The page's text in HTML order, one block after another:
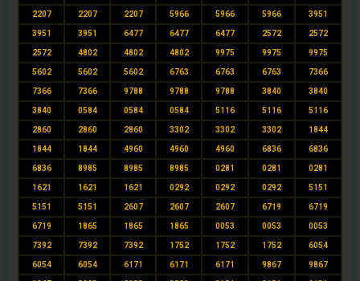
2207 2207 2207 5966 5966 5966 3951
3951 3951 6477 6477 6477 2572 2572
2572 4802 4802 4802 9975 9975 9975
5602 5602 5602 6763 6763 6763 7366
7366 7366 9788 9788 9788 3840 3840
3840 0584 0584 0584 5116 5116 5116
2860 2860 2860 3302 3302 3302 1844
1844 1844 4960 4960 4960 6836 6836
6836 8985 8985 8985 0281 0281 0281
1621 1621 1621 0292 0292 0292 5151
5151 5151 2607 2607 2607 6719 6719
6719 1865 1865 1865 0053 0053 0053
7392 7392 7392 1752 1752 1752 6054
6054 6054 6171 6171 6171 9867 9867